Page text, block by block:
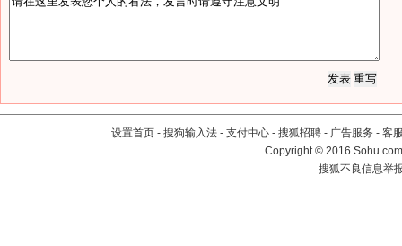
设置首页 - 搜狗输入法 - 支付中心 - 搜狐招聘 - 广告服务 - 客
Copyright©2016
搜狐不良信息举